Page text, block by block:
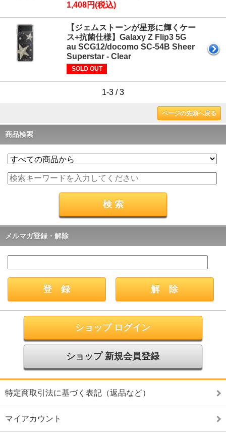
1,408円(税込)
【ジェムストーンが星形に輝くケー
ス+抗菌仕様】Galaxy Z Flip3 5G
au SCG12/docomo SC-54B Sheer
Superstar - Clear
SOLD OUT
1-3 / 3
ページの先頭へ戻る
商品検索
メルマガ登録・解除
ショップ ログイン
ショップ 新規会員登録
特定商取引法に基づく表記（返品など）
マイアカウント